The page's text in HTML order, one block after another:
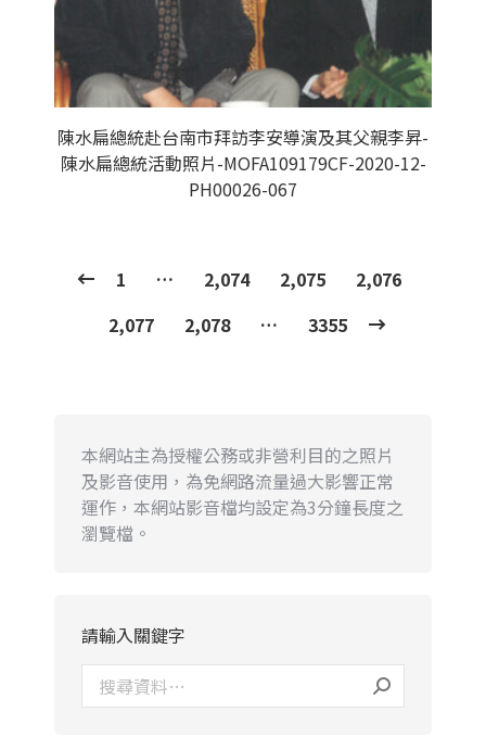
陳水扁總統赴台南市拜訪李安導演及其父親李昇-
陳水扁總統活動照片-MOFA109179CF-2020-12-
PH00026-067
1 … 2,074 2,075
2,076
2,077
2,078 … 3355
本網站主為授權公務或非營利目的之照片
及影音使用，為免網路流量過大影響正常
運作，本網站影音檔均設定為3分鐘長度之
瀏覽檔。
請輸入關鍵字